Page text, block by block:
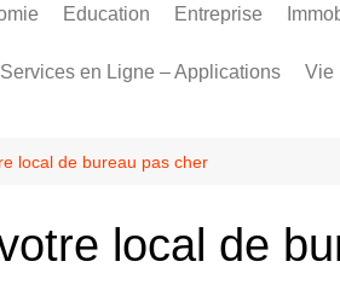
Education Entreprise
Services en Ligne – Applications Vie
local de bureau pas cher
local de